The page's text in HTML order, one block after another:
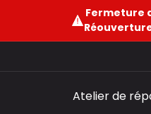
Fermeture
Atelier de